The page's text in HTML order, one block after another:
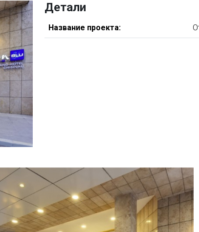
Детали
Название проекта: